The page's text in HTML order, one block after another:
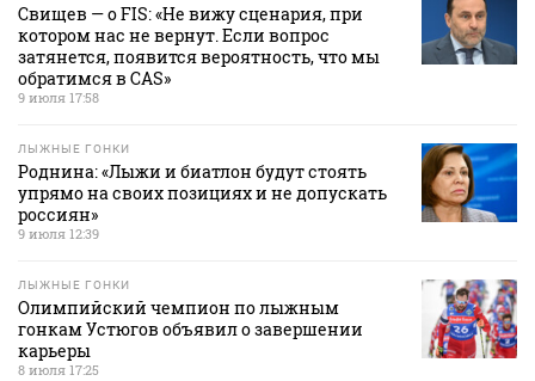
Свищев — о FIS: «Не вижу сценария, при
котором нас не вернут. Если вопрос
затянется, появится вероятность, что мы
обратимся в CAS»
9 июля 17:58
ЛЫЖНЫЕ ГОНКИ
Роднина: «Лыжи и биатлон будут стоять
упрямо на своих позициях и не допускать
россиян»
9 июля 12:39
ЛЫЖНЫЕ ГОНКИ
Олимпийский чемпион по лыжным
гонкам Устюгов объявил о завершении
карьеры
8 июля 17:25